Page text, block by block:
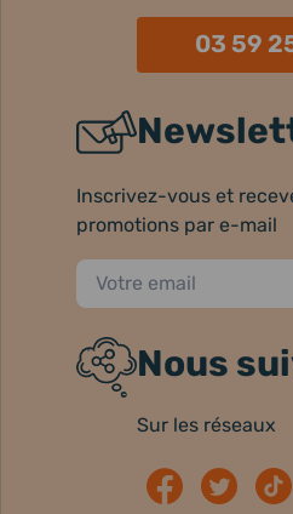
03 59
Inscrivez-vous et
promotions par e-mail
Nous
Sur les réseaux